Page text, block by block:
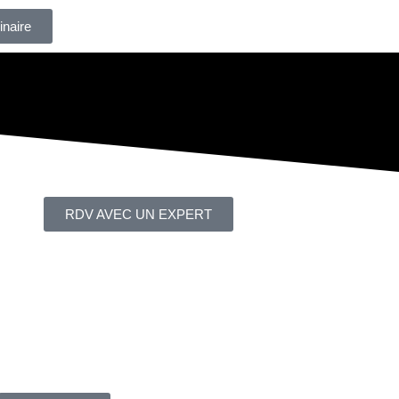
RDV AVEC UN EXPERT